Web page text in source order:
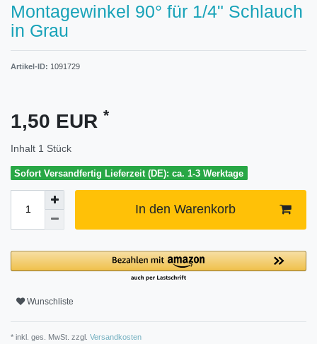
Montagewinkel 90° für 1/4" Schlauch
in Grau
Artikel-ID: 1091729
1,50 EUR *
Inhalt 1 Stück
Sofort Versandfertig Lieferzeit (DE): ca. 1-3 Werktage
In den Warenkorb
Wunschliste
* inkl. ges. MwSt. zzgl. Versandkosten